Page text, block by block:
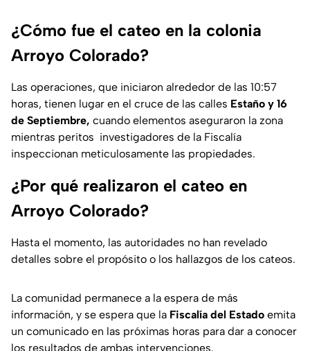
¿Cómo fue el cateo en la colonia
Arroyo Colorado?
Las operaciones, que iniciaron alrededor de las 10:57
horas, tienen lugar en el cruce de las calles Estaño y 16
de Septiembre, cuando elementos aseguraron la zona
mientras peritos investigadores de la Fiscalía
inspeccionan meticulosamente las propiedades.
¿Por qué realizaron el cateo en
Arroyo Colorado?
Hasta el momento, las autoridades no han revelado
detalles sobre el propósito o los hallazgos de los cateos.
La comunidad permanece a la espera de más
información, y se espera que la Fiscalía del Estado emita
un comunicado en las próximas horas para dar a conocer
los resultados de ambas intervenciones.